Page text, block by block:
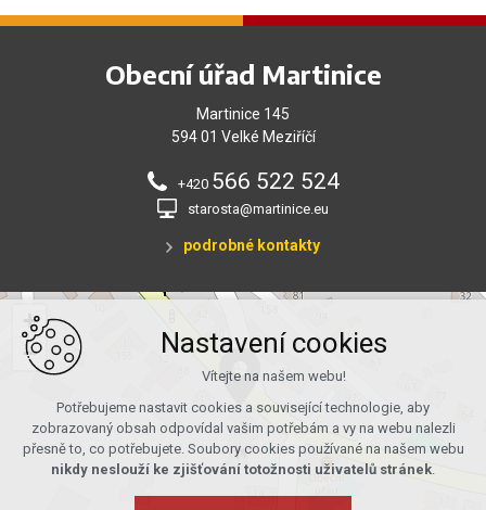
Obecní úřad Martinice
Martinice 145
594 01 Velké Meziříčí
+420 566 522 524
starosta@martinice.eu
podrobné kontakty
+
−
Nastavení cookies
Vítejte na našem webu!
Potřebujeme nastavit cookies a související technologie, aby
zobrazovaný obsah odpovídal vašim potřebám a vy na webu nalezli
přesně to, co potřebujete. Soubory cookies používané na našem webu
nikdy neslouží ke zjišťování totožnosti uživatelů stránek.